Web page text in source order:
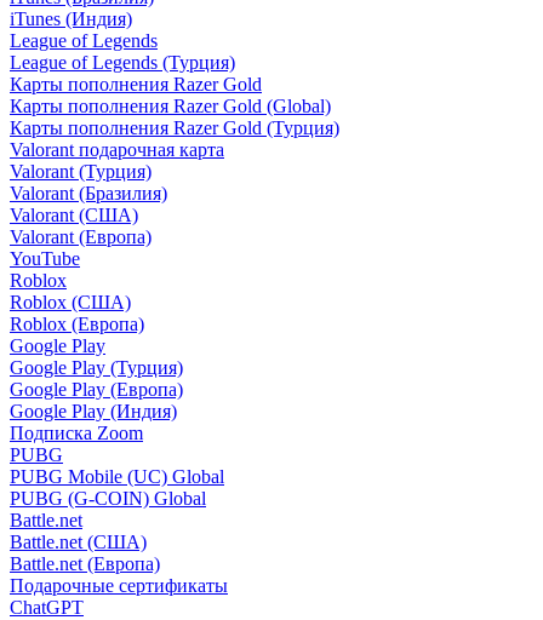
iTunes (Индия)
League of Legends
League of Legends (Турция)
Карты пополнения Razer Gold
Карты пополнения Razer Gold (Global)
Карты пополнения Razer Gold (Турция)
Valorant подарочная карта
Valorant (Турция)
Valorant (Бразилия)
Valorant (США)
Valorant (Европа)
YouTube
Roblox
Roblox (США)
Roblox (Европа)
Google Play
Google Play (Турция)
Google Play (Европа)
Google Play (Индия)
Подписка Zoom
PUBG
PUBG Mobile (UC) Global
PUBG (G-COIN) Global
Battle.net
Battle.net (США)
Battle.net (Европа)
Подарочные сертификаты
ChatGPT